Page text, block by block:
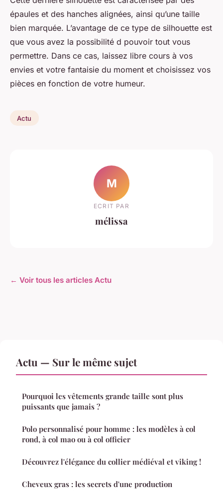
épaules et des hanches alignées, ainsi qu’une taille
bien marquée. L’avantage de ce type de silhouette est
que vous avez la possibilité d pouvoir tout vous
permettre. Dans ce cas, laissez libre cours à vos
envies et votre fantaisie du moment et choisissez vos
pièces en fonction de votre humeur.
Actu
M
ECRIT PAR
mélissa
← Voir tous les articles Actu
Actu — Sur le même sujet
Pourquoi les vêtements grande taille sont plus
puissants que jamais ?
Polo personnalisé pour homme : les modèles à col
rond, à col mao ou à col officier
Découvrez l'élégance du collier médiéval et viking !
Cheveux gras : les secrets d'une production